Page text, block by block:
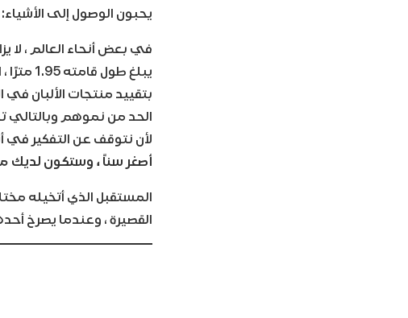
يحبون الوصول إلى
في بعض أنحاء العالم ، لا
يبلغ
بتقييد منتجات الألبان
الحد من نموهم وبالتالي
لأن نتوقف عن التفكير في
أصغر سناً ، وستكون لديك
المستقبل الذي أتخيله
القصيرة ، وعندما يصرخ